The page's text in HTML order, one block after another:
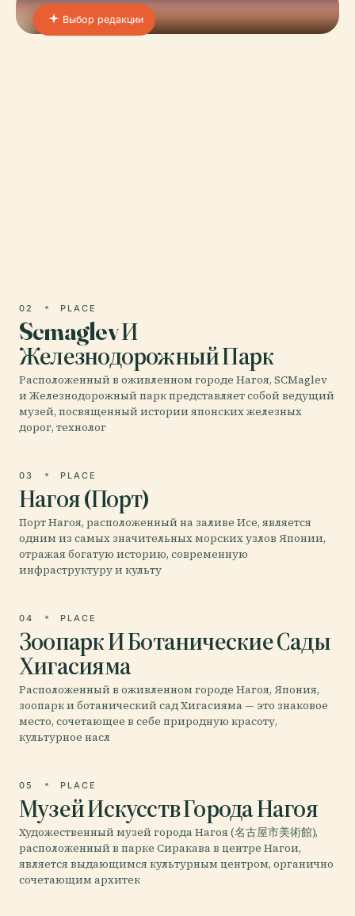
Выбор редакции
02 PLACE
Scmaglev И
Железнодорожный Парк
Расположенный в оживленном городе Нагоя, SCMaglev
и Железнодорожный парк представляет собой ведущий
музей, посвященный истории японских железных
дорог, технолог
03 PLACE
Нагоя (Порт)
Порт Нагоя, расположенный на заливе Исе, является
одним из самых значительных морских узлов Японии,
отражая богатую историю, современную
инфраструктуру и культу
04 PLACE
Зоопарк И Ботанические Сады
Хигасияма
Расположенный в оживленном городе Нагоя, Япония,
зоопарк и ботанический сад Хигасияма — это знаковое
место, сочетающее в себе природную красоту,
культурное насл
05 PLACE
Музей Искусств Города Нагоя
Художественный музей города Нагоя (名古屋市美術館),
расположенный в парке Сиракава в центре Нагои,
является выдающимся культурным центром, органично
сочетающим архитек